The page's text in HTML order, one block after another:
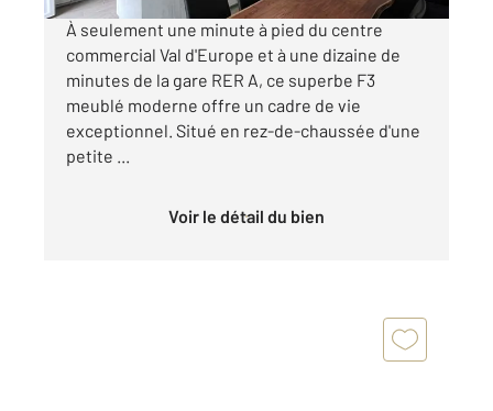
À seulement une minute à pied du centre
commercial Val d'Europe et à une dizaine de
minutes de la gare RER A, ce superbe F3
meublé moderne offre un cadre de vie
exceptionnel. Situé en rez-de-chaussée d'une
petite ...
Voir le détail du bien